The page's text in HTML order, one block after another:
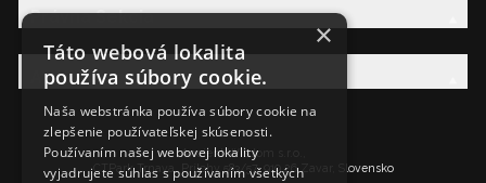
Právna Sekcia
AW Rodina
Ancient Wisdom s.r.o.,
CTPark Trnava, Prílohy 583/57, 919 26 Zavar, Slovensko
×
Táto webová lokalita
používa súbory cookie.
Naša webstránka používa súbory cookie na
zlepšenie používateľskej skúsenosti.
Používaním našej webovej lokality
vyjadrujete súhlas s používaním všetkých